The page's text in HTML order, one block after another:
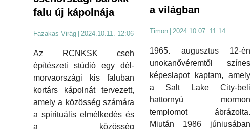
falu új kápolnája
Fazakas Virág | 2024.10.11. 12:06
Az RCNKSK cseh
építészeti stúdió egy dél-
morvaországi kis faluban
kortárs kápolnát tervezett,
amely a közösség számára
a spirituális elmélkedés és
a közösség
a világban
Timon 2024.10.07. 11:14
1965. augusztus 12-én
unokanővéremtől színes
képeslapot kaptam, amely
a Salt Lake City-beli
hattornyú mormon
templomot ábrázolta.
Miután 1986 júniusában